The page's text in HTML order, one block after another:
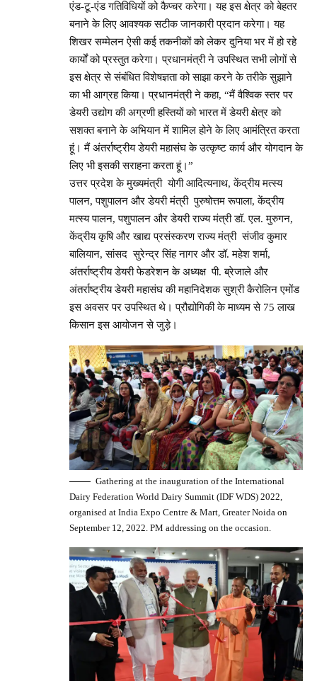
एंड-टू-एंड गतिविधियों को कैप्चर करेगा। यह इस क्षेत्र को बेहतर
बनाने के लिए आवश्यक सटीक जानकारी प्रदान करेगा। यह
शिखर सम्मेलन ऐसी कई तकनीकों को लेकर दुनिया भर में हो रहे
कार्यों को प्रस्तुत करेगा। प्रधानमंत्री ने उपस्थित सभी लोगों से
इस क्षेत्र से संबंधित विशेषज्ञता को साझा करने के तरीके सुझाने
का भी आग्रह किया। प्रधानमंत्री ने कहा, “मैं वैश्विक स्तर पर
डेयरी उद्योग की अग्रणी हस्तियों को भारत में डेयरी क्षेत्र को
सशक्त बनाने के अभियान में शामिल होने के लिए आमंत्रित करता
हूं। मैं अंतर्राष्ट्रीय डेयरी महासंघ के उत्कृष्ट कार्य और योगदान के
लिए भी इसकी सराहना करता हूं।”
उत्तर प्रदेश के मुख्यमंत्री योगी आदित्यनाथ, केंद्रीय मत्स्य
पालन, पशुपालन और डेयरी मंत्री पुरुषोत्तम रूपाला, केंद्रीय
मत्स्य पालन, पशुपालन और डेयरी राज्य मंत्री डॉ. एल. मुरुगन,
केंद्रीय कृषि और खाद्य प्रसंस्करण राज्य मंत्री संजीव कुमार
बालियान, सांसद सुरेन्द्र सिंह नागर और डॉ. महेश शर्मा,
अंतर्राष्ट्रीय डेयरी फेडरेशन के अध्यक्ष पी. ब्रेजाले और
अंतर्राष्ट्रीय डेयरी महासंघ की महानिदेशक सुश्री कैरोलिन एमोंड
इस अवसर पर उपस्थित थे। प्रौद्योगिकी के माध्यम से 75 लाख
किसान इस आयोजन से जुड़े।
Gathering at the inauguration of the International
Dairy Federation World Dairy Summit (IDF WDS) 2022,
organised at India Expo Centre & Mart, Greater Noida on
September 12, 2022. PM addressing on the occasion.